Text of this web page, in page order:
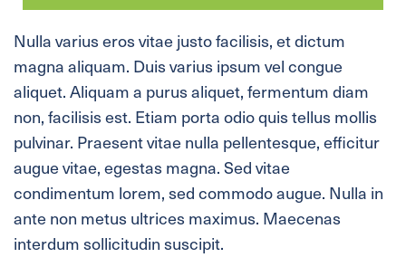
Nulla varius eros vitae justo facilisis, et dictum
magna aliquam. Duis varius ipsum vel congue
aliquet. Aliquam a purus aliquet, fermentum diam
non, facilisis est. Etiam porta odio quis tellus mollis
pulvinar. Praesent vitae nulla pellentesque, efficitur
augue vitae, egestas magna. Sed vitae
condimentum lorem, sed commodo augue. Nulla in
ante non metus ultrices maximus. Maecenas
interdum sollicitudin suscipit.